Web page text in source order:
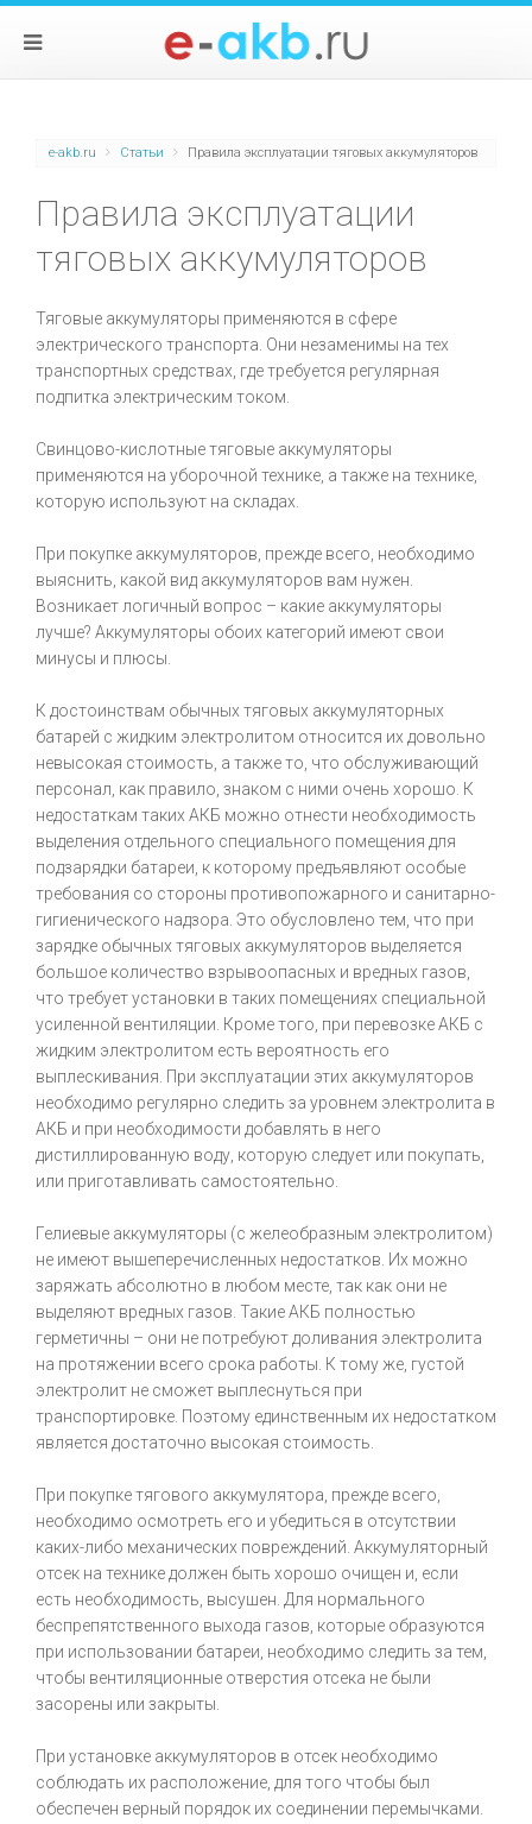
e-akb.ru Статьи Правила эксплуатации тяговых аккумуляторов
Правила эксплуатации
тяговых аккумуляторов
Тяговые аккумуляторы применяются в сфере
электрического транспорта. Они незаменимы на тех
транспортных средствах, где требуется регулярная
подпитка электрическим током.
Свинцово-кислотные тяговые аккумуляторы
применяются на уборочной технике, а также на технике,
которую используют на складах.
При покупке аккумуляторов, прежде всего, необходимо
выяснить, какой вид аккумуляторов вам нужен.
Возникает логичный вопрос – какие аккумуляторы
лучше? Аккумуляторы обоих категорий имеют свои
минусы и плюсы.
К достоинствам обычных тяговых аккумуляторных
батарей с жидким электролитом относится их довольно
невысокая стоимость, а также то, что обслуживающий
персонал, как правило, знаком с ними очень хорошо. К
недостаткам таких АКБ можно отнести необходимость
выделения отдельного специального помещения для
подзарядки батареи, к которому предъявляют особые
требования со стороны противопожарного и санитарно-
гигиенического надзора. Это обусловлено тем, что при
зарядке обычных тяговых аккумуляторов выделяется
большое количество взрывоопасных и вредных газов,
что требует установки в таких помещениях специальной
усиленной вентиляции. Кроме того, при перевозке АКБ с
жидким электролитом есть вероятность его
выплескивания. При эксплуатации этих аккумуляторов
необходимо регулярно следить за уровнем электролита в
АКБ и при необходимости добавлять в него
дистиллированную воду, которую следует или покупать,
или приготавливать самостоятельно.
Гелиевые аккумуляторы (с желеобразным электролитом)
не имеют вышеперечисленных недостатков. Их можно
заряжать абсолютно в любом месте, так как они не
выделяют вредных газов. Такие АКБ полностью
герметичны – они не потребуют доливания электролита
на протяжении всего срока работы. К тому же, густой
электролит не сможет выплеснуться при
транспортировке. Поэтому единственным их недостатком
является достаточно высокая стоимость.
При покупке тягового аккумулятора, прежде всего,
необходимо осмотреть его и убедиться в отсутствии
каких-либо механических повреждений. Аккумуляторный
отсек на технике должен быть хорошо очищен и, если
есть необходимость, высушен. Для нормального
беспрепятственного выхода газов, которые образуются
при использовании батареи, необходимо следить за тем,
чтобы вентиляционные отверстия отсека не были
засорены или закрыты.
При установке аккумуляторов в отсек необходимо
соблюдать их расположение, для того чтобы был
обеспечен верный порядок их соединении перемычками.